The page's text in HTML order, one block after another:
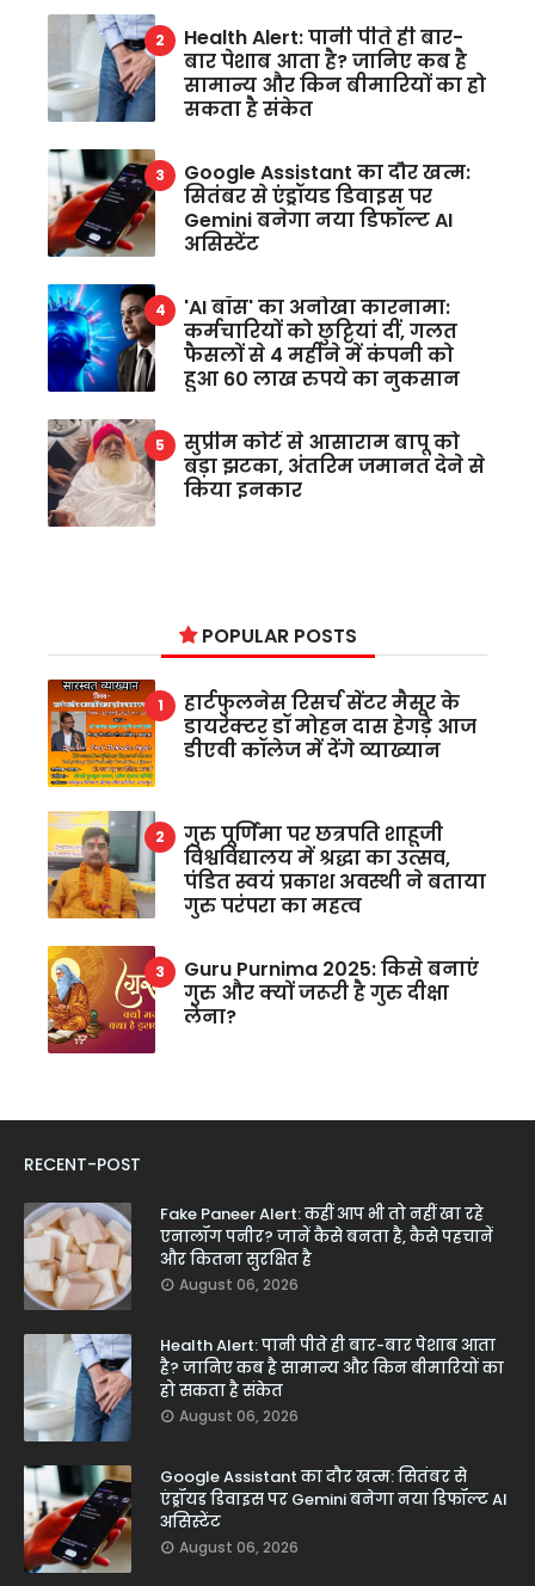
Health Alert: पानी पीते ही बार-
बार पेशाब आता है? जानिए कब है
सामान्य और किन बीमारियों का हो
सकता है संकेत
Google Assistant का दौर खत्म:
सितंबर से एंड्रॉयड डिवाइस पर
Gemini बनेगा नया डिफॉल्ट AI
असिस्टेंट
'AI बॉस' का अनोखा कारनामा:
कर्मचारियों को छुट्टियां दीं, गलत
फैसलों से 4 महीने में कंपनी को
हुआ 60 लाख रुपये का नुकसान
सुप्रीम कोर्ट से आसाराम बापू को
बड़ा झटका, अंतरिम जमानत देने से
किया इनकार
POPULAR POSTS
हार्टफुलनेस रिसर्च सेंटर मैसूर के
डायरेक्टर डॉ मोहन दास हेगड़े आज
डीएवी कॉलेज में देंगे व्याख्यान
गुरु पूर्णिमा पर छत्रपति शाहूजी
विश्वविद्यालय में श्रद्धा का उत्सव,
पंडित स्वयं प्रकाश अवस्थी ने बताया
गुरु परंपरा का महत्व
Guru Purnima 2025: किसे बनाएं
गुरु और क्यों जरूरी है गुरु दीक्षा
लेना?
RECENT-POST
Fake Paneer Alert: कहीं आप भी तो नहीं खा रहे
एनालॉग पनीर? जानें कैसे बनता है, कैसे पहचानें
और कितना सुरक्षित है
August 06, 2026
Health Alert: पानी पीते ही बार-बार पेशाब आता
है? जानिए कब है सामान्य और किन बीमारियों का
हो सकता है संकेत
August 06, 2026
Google Assistant का दौर खत्म: सितंबर से
एंड्रॉयड डिवाइस पर Gemini बनेगा नया डिफॉल्ट AI
असिस्टेंट
August 06, 2026